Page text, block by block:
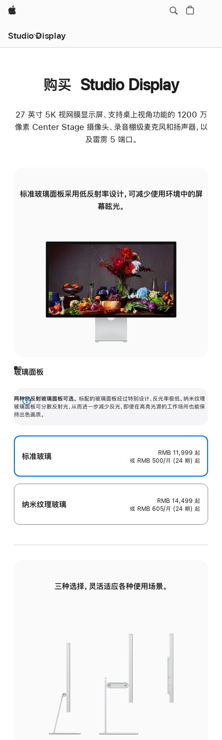
Apple
Studio Display
购买 Studio Display
27 英寸 5K 视网膜显示屏、支持桌上视角功能的 1200 万
像素 Center Stage 摄像头、录音棚级麦克风和扬声器，以
及雷雳 5 端口。
标准玻璃面板采用低反射率设计，可减少使用环境中的屏
幕眩光。
玻璃面板
两种抗反射玻璃面板可选。 标配的玻璃面板经过特别设计，反光率极低。纳米纹理
玻璃面板可分散反射光，从而进一步减少反光，即使在高亮光源的工作场所也能保
持出色画质。
展
开
标准玻璃 RMB 11,999 起
或 RMB 500/月 (24 期) 起
纳米纹理玻璃 RMB 14,499 起
或 RMB 605/月 (24 期) 起
三种选择，灵活适应各种使用场景。